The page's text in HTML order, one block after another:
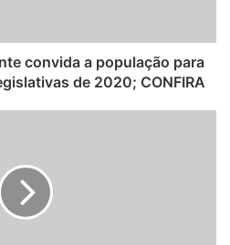
convida a população para
de 2020; CONFIRA